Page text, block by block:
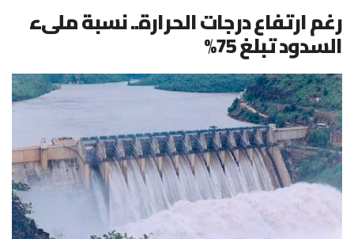
رغم ارتفاع درجات الحرارة.. نسبة ملىء
السدود تبلغ 75%